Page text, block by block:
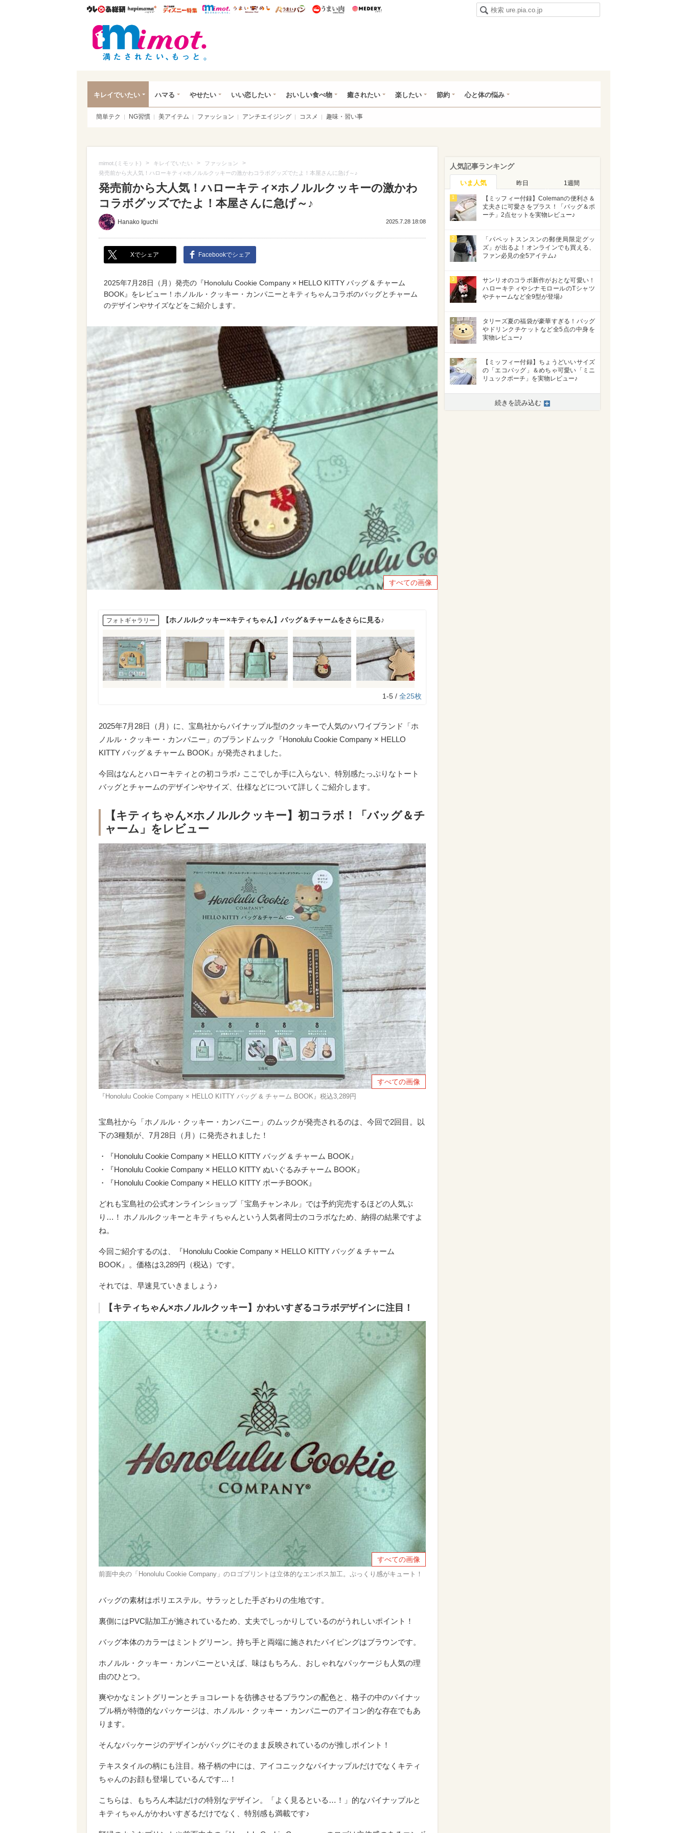
ウレぴあ総研ハピママ* ウレぴあ総研 ディズニー特集
mimot. うまいめし うまいパン うまい肉
キレイでいたい ハマる やせたい いい恋したい おいしい食べ物 癒されたい 楽したい 節約 心と体の悩み
簡単テク NG習慣 美アイテム ファッション アンチエイジング コスメ 趣味・習い事
mimot.(ミモット) > キレイでいたい > ファッション >
発売前から大人気！ハローキティ×ホノルルクッキーの激かわコラボグッズでたよ！本屋さんに急げ～♪
発売前から大人気！ハローキティ×ホノルルクッキーの激かわ
コラボグッズでたよ！本屋さんに急げ～♪
Hanako Iguchi 2025.7.28 18:08
Xでシェア Facebookでシェア
2025年7月28日（月）発売の『Honolulu Cookie Company × HELLO KITTY バッグ & チャーム
BOOK』をレビュー！ホノルル・クッキー・カンパニーとキティちゃんコラボのバッグとチャーム
のデザインやサイズなどをご紹介します。
すべての画像
フォトギャラリー 【ホノルルクッキー×キティちゃん】バッグ＆チャームをさらに見る♪
1-5 / 全25枚
2025年7月28日（月）に、宝島社からパイナップル型のクッキーで人気のハワイブランド「ホ
ノルル・クッキー・カンパニー」のブランドムック『Honolulu Cookie Company × HELLO
KITTY バッグ & チャーム BOOK』が発売されました。
今回はなんとハローキティとの初コラボ♪ ここでしか手に入らない、特別感たっぷりなトート
バッグとチャームのデザインやサイズ、仕様などについて詳しくご紹介します。
【キティちゃん×ホノルルクッキー】初コラボ！「バッグ＆チ
ャーム」をレビュー
すべての画像
『Honolulu Cookie Company × HELLO KITTY バッグ & チャーム BOOK』税込3,289円
宝島社から「ホノルル・クッキー・カンパニー」のムックが発売されるのは、今回で2回目。以
下の3種類が、7月28日（月）に発売されました！
・『Honolulu Cookie Company × HELLO KITTY バッグ & チャーム BOOK』
・『Honolulu Cookie Company × HELLO KITTY ぬいぐるみチャーム BOOK』
・『Honolulu Cookie Company × HELLO KITTY ポーチBOOK』
どれも宝島社の公式オンラインショップ「宝島チャンネル」では予約完売するほどの人気ぶ
り…！ ホノルルクッキーとキティちゃんという人気者同士のコラボなため、納得の結果ですよ
ね。
今回ご紹介するのは、『Honolulu Cookie Company × HELLO KITTY バッグ & チャーム
BOOK』。価格は3,289円（税込）です。
それでは、早速見ていきましょう♪
【キティちゃん×ホノルルクッキー】かわいすぎるコラボデザインに注目！
すべての画像
前面中央の「Honolulu Cookie Company」のロゴプリントは立体的なエンボス加工。ぷっくり感がキュート！
バッグの素材はポリエステル。サラッとした手ざわりの生地です。
裏側にはPVC貼加工が施されているため、丈夫でしっかりしているのがうれしいポイント！
バッグ本体のカラーはミントグリーン。持ち手と両端に施されたパイピングはブラウンです。
ホノルル・クッキー・カンパニーといえば、味はもちろん、おしゃれなパッケージも人気の理
由のひとつ。
爽やかなミントグリーンとチョコレートを彷彿させるブラウンの配色と、格子の中のパイナッ
プル柄が特徴的なパッケージは、ホノルル・クッキー・カンパニーのアイコン的な存在でもあ
ります。
そんなパッケージのデザインがバッグにそのまま反映されているのが推しポイント！
テキスタイルの柄にも注目。格子柄の中には、アイコニックなパイナップルだけでなくキティ
ちゃんのお顔も登場しているんです…！
こちらは、もちろん本誌だけの特別なデザイン。「よく見るといる…！」的なパイナップルと
キティちゃんがかわいすぎるだけでなく、特別感も満載です♪
人気記事ランキング
いま人気 昨日 1週間
1
【ミッフィー付録】Colemanの便利さ＆
丈夫さに可愛さをプラス！「バッグ＆ポ
ーチ」2点セットを実物レビュー♪
2
「パペットスンスンの郵便局限定グッ
ズ」が出るよ！オンラインでも買える、
ファン必見の全5アイテム♪
3
サンリオのコラボ新作がおとな可愛い！
ハローキティやシナモロールのTシャツ
やチャームなど全9型が登場♪
4
タリーズ夏の福袋が豪華すぎる！バッグ
やドリンクチケットなど全5点の中身を
実物レビュー♪
5
【ミッフィー付録】ちょうどいいサイズ
の「エコバッグ」＆めちゃ可愛い「ミニ
リュックポーチ」を実物レビュー♪
続きを読み込む